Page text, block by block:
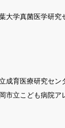
大学真菌医学研究
成育医療研究セン
市立こども病院ア